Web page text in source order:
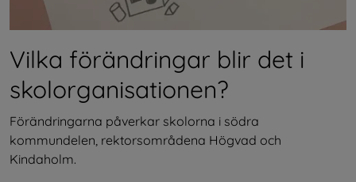
Vilka förändringar blir det i
skolorganisationen?
Förändringarna påverkar skolorna i södra
kommundelen, rektorsområdena Högvad och
Kindaholm.